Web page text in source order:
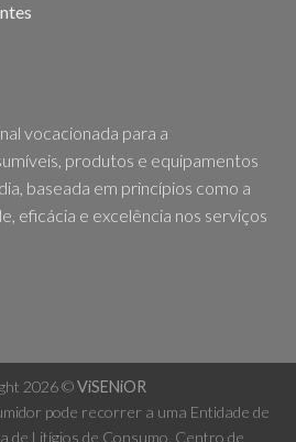
vocacionada para a
produtos e equipamentos
baseada em princípios como a
eficácia e excelência nos serviços
2026 ©ViSENiOR
pode recorrer a uma Entidade de
de Litígios de Consumo. Centro de